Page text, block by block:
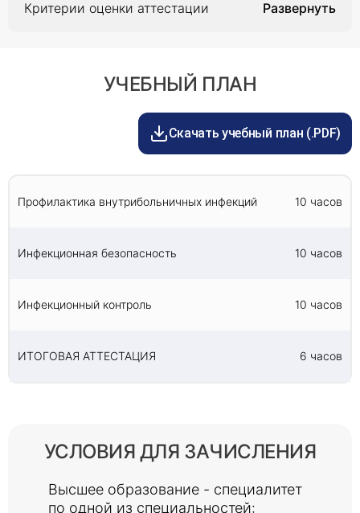
Итоговая аттестация проводится в форме
квалификации, необходимо заниматься не менее
График обсуждается с каждым слушателем в
индивидуальном порядке.
Критерии оценки аттестации
проверку теоретической и практической базы
УЧЕБНЫЙ ПЛАН
Скачать учебный план (.PDF)
Профилактика внутрибольничных инфекций 10 часов
Инфекционная безопасность 10 часов
Инфекционный контроль 10 часов
ИТОГОВАЯ АТТЕСТАЦИЯ 6 часов
УСЛОВИЯ ДЛЯ ЗАЧИСЛЕНИЯ
Высшее образование - специалитет
по одной из специальностей: